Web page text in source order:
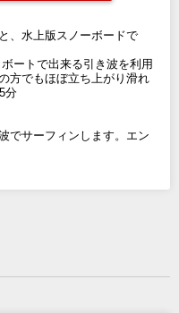
、水上版スノーボードで
ートで出来る引き波を利用
方でもほぼ立ち上がり滑れ
分
でサーフィンします。エン